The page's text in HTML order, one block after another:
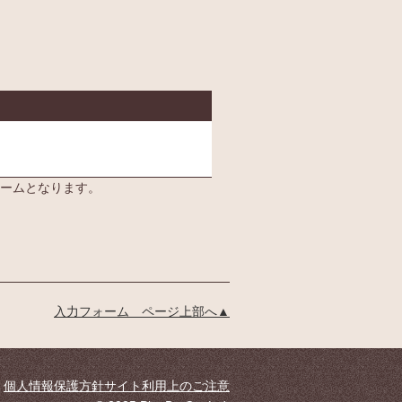
れた介護施設等の資料の送
（2）提供する個人情報の項
目：氏名、住所、性別、年
た電子データを、介護施設
りダウンロード。 （管理画
面はSSL化）やメール等
（4）当該情報の提供を受け
ムとなります。
入力フォーム ページ上部へ▲
個人情報保護方針サイト利用上のご注意